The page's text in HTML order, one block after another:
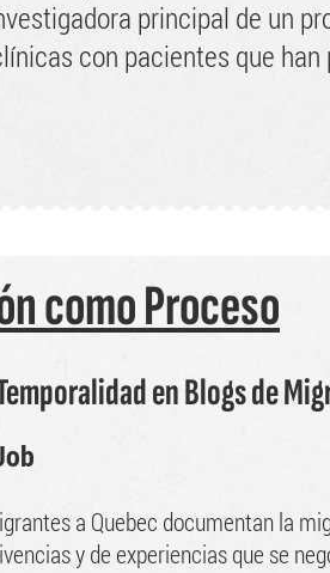
principal de un
con pacientes que han
como Proceso
en Blogs de
a Quebec documentan la
y de experiencias que se